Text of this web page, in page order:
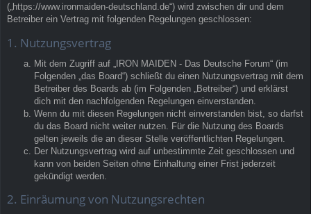
f
(„https://www.ironmaiden-deutschland.de“) wird zwischen dir und dem
Betreiber ein Vertrag mit folgenden Regelungen geschlossen:
1. Nutzungsvertrag
Mit dem Zugriff auf „IRON MAIDEN - Das Deutsche Forum“ (im
Folgenden „das Board“) schließt du einen Nutzungsvertrag mit dem
Betreiber des Boards ab (im Folgenden „Betreiber“) und erklärst
dich mit den nachfolgenden Regelungen einverstanden.
Wenn du mit diesen Regelungen nicht einverstanden bist, so darfst
du das Board nicht weiter nutzen. Für die Nutzung des Boards
gelten jeweils die an dieser Stelle veröffentlichten Regelungen.
Der Nutzungsvertrag wird auf unbestimmte Zeit geschlossen und
kann von beiden Seiten ohne Einhaltung einer Frist jederzeit
gekündigt werden.
2. Einräumung von Nutzungsrechten